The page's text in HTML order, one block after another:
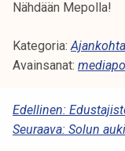
n
p
i
k
e
Nähdään Mepolla!
Kategoria:
Avainsanat:
A
R
Edellinen:
Seuraava: Solun